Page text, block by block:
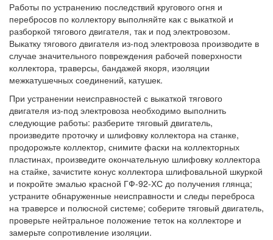
Работы по устранению последствий кругового огня и
перебросов по коллектору выполняйте как с выкаткой и
разборкой тягового двигателя, так и под электровозом.
Выкатку тягового двигателя из-под электровоза производите в
случае значительного повреждения рабочей поверхности
коллектора, траверсы, бандажей якоря, изоляции
межкатушечных соединений, катушек.
При устранении неисправностей с выкаткой тягового
двигателя из-под электровоза необходимо выполнить
следующие работы: разберите тяговый двигатель,
произведите проточку и шлифовку коллектора на станке,
продорожьте коллектор, снимите фаски на коллекторных
пластинах, произведите окончательную шлифовку коллектора
на стайке, зачистите конус коллектора шлифовальной шкуркой
и покройте эмалью красной ГФ-92-ХС до получения глянца;
устраните обнаруженные неисправности и следы переброса
на траверсе и полюсной системе; соберите тяговый двигатель,
проверьте нейтральное положение теток на коллекторе и
замерьте сопротивление изоляции.